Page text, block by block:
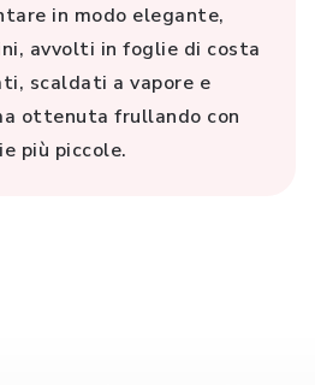
in modo elegante,
avvolti in foglie di costa
scaldati a vapore e
ottenuta frullando con
più piccole.